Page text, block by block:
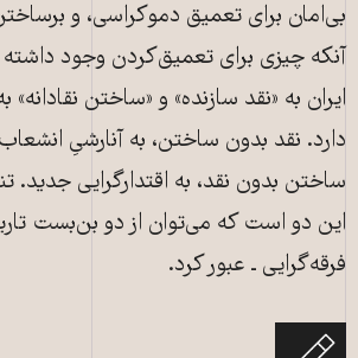
بی‌امان برای تعمیق دموکراسی، و
آنکه چیزی برای تعمیق‌کردن وجود
ایران به «نقد سازنده» و «ساختن نقادانه»
دارد. نقد بدون ساختن، به آنارشیِ
ساختن بدون نقد، به اقتدارگرایی جدید.
این دو است که می‌توان از دو بن‌بست
فرقه‌گرایی ـ عبور کرد.